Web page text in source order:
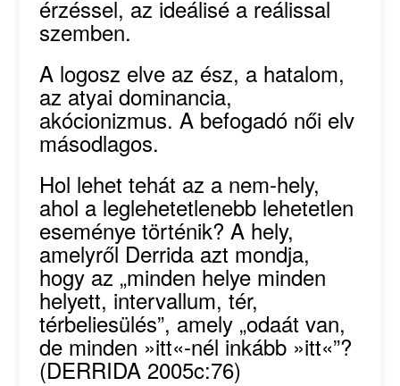
érzéssel, az ideálisé a reálissal
szemben.
A logosz elve az ész, a hatalom,
az atyai dominancia,
akócionizmus. A befogadó női elv
másodlagos.
Hol lehet tehát az a nem-hely,
ahol a leglehetetlenebb lehetetlen
eseménye történik? A hely,
amelyről Derrida azt mondja,
hogy az „minden helye minden
helyett, intervallum, tér,
térbeliesülés”, amely „odaát van,
de minden »itt«-nél inkább »itt«”?
(DERRIDA 2005c:76)